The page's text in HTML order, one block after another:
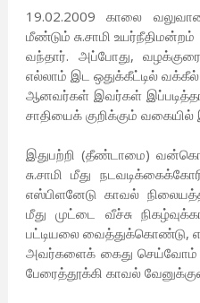
19.02.2009 காலை வலுவான
மீண்டும் சு.சாமி உயர்நீதிமன்றம்
வந்தார். அப்போது,
எல்லாம் இட ஒதுக்கீட்டில் வக்கீல்
ஆனவர்கள் இவர்கள்
சாதியைக் குறிக்கும் வகையில்
இதுபற்றி (தீண்டாமை)
சு.சாமி மீது
எஸ்பிளனேடு காவல்
மீது முட்டை வீச்சு
பட்டியலை வைத்துக்கொண்டு,
அவர்களைக் கைது
பேரைத்தூக்கி காவல்